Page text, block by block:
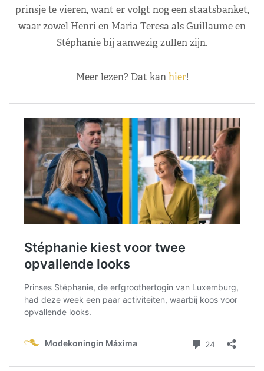
prinsje te vieren, want er volgt nog een staatsbanket,
waar zowel Henri en Maria Teresa als Guillaume en
Stéphanie bij aanwezig zullen zijn.
Meer lezen? Dat kanhier!